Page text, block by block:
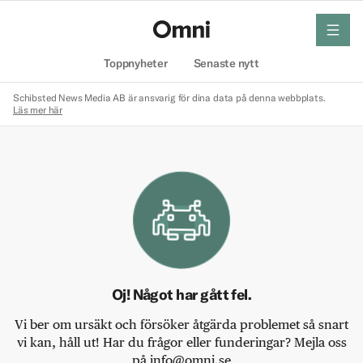
Toppnyheter Senaste nytt
meny
Schibsted News Media AB är ansvarig för dina data på denna webbplats.
Läs mer här
Oj! Något har gått fel.
Vi ber om ursäkt och försöker åtgärda problemet så snart
vi kan, håll ut! Har du frågor eller funderingar? Mejla oss